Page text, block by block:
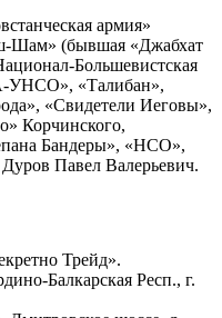
армия»
(бывшая «Джабхат
Большевистская
УНСО», «Талибан»,
«Свидетели Иеговы»,
Корчинского,
Бандеры», «НСО»,
Павел Валерьевич.
Трейд».
Балкарская Респ., г.